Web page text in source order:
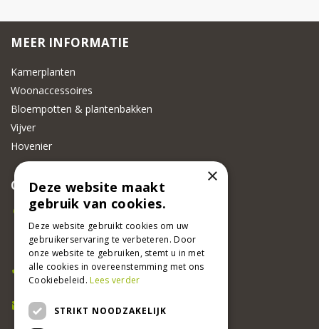
MEER INFORMATIE
Kamerplanten
Woonaccessoires
Bloempotten & plantenbakken
Vijver
Hovenier
CONTACT
Beeker Tuincentrum
Adsteeg 31
6191 PW Beek
Bel ons
046 437 2881
E-mail
info@beekertuincentrum.nl
×
Deze website maakt
gebruik van cookies.
Deze website gebruikt cookies om uw
gebruikerservaring te verbeteren. Door
onze website te gebruiken, stemt u in met
alle cookies in overeenstemming met ons
Cookiebeleid.Lees verder
STRIKT NOODZAKELIJK